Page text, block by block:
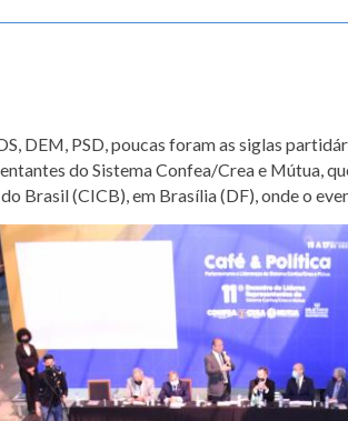
DEM, PSD, poucas foram as siglas
do Sistema Confea/Crea e Mútua,
Brasil (CICB), em Brasília (DF), onde o